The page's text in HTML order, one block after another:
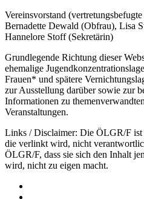
Vereinsvorstand
Bernadette Dewald (Obfrau), Lisa
Hannelore Stoff (Sekretärin)
Grundlegende Richtung dieser
ehemalige
Frauen* und spätere
zur Ausstellung darüber sowie zur
Informationen zu
Veranstaltungen.
Links / Disclaimer: Die ÖLGR/F ist
die verlinkt wird, nicht
ÖLGR/F, dass sie sich den Inhalt
wird, nicht zu eigen macht.